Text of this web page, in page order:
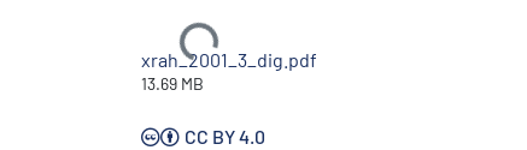
Ladataan...
xrah_2001_3_dig.pdf
13.69 MB
CC BY 4.0